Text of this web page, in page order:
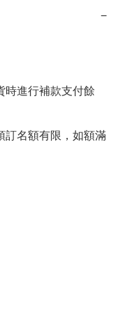
−
時進行補款支付餘
名額有限，如額滿